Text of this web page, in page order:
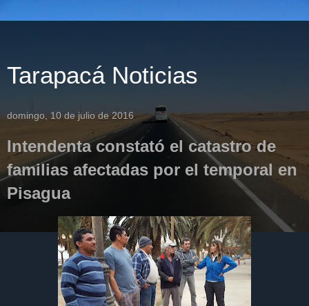
Tarapacá Noticias
domingo, 10 de julio de 2016
Intendenta constató el catastro de
familias afectadas por el temporal en
Pisagua